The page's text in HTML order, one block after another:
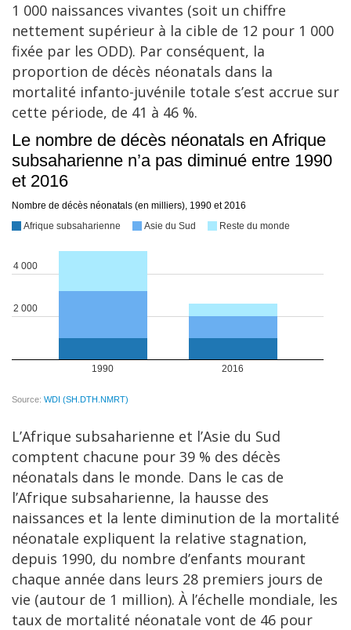
1 000 naissances vivantes (soit un chiffre
nettement supérieur à la cible de 12 pour 1 000
fixée par les ODD). Par conséquent, la
proportion de décès néonatals dans la
mortalité infanto-juvénile totale s’est accrue sur
cette période, de 41 à 46 %.
L’Afrique subsaharienne et l’Asie du Sud
comptent chacune pour 39 % des décès
néonatals dans le monde. Dans le cas de
l’Afrique subsaharienne, la hausse des
naissances et la lente diminution de la mortalité
néonatale expliquent la relative stagnation,
depuis 1990, du nombre d’enfants mourant
chaque année dans leurs 28 premiers jours de
vie (autour de 1 million). À l’échelle mondiale, les
taux de mortalité néonatale vont de 46 pour